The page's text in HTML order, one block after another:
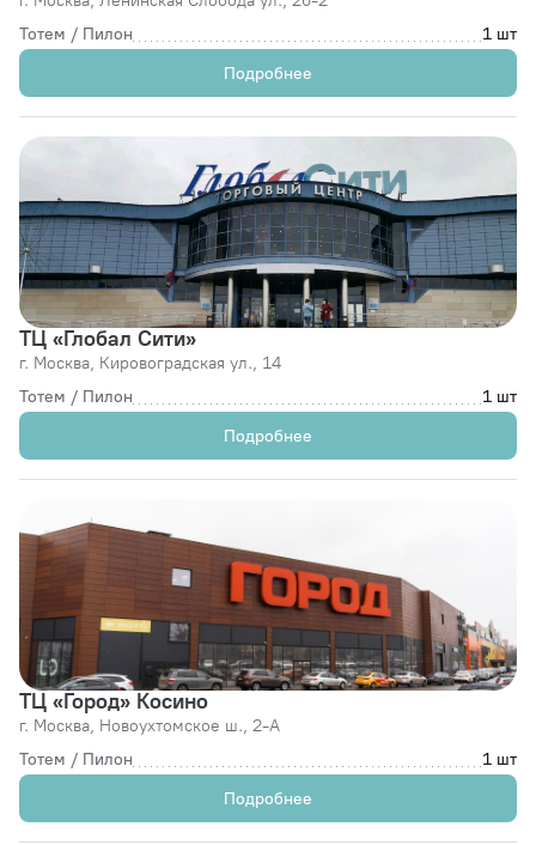
Тотем / Пилон
1 шт
Подробнее
ТЦ «Глобал Сити»
г. Москва, Кировоградская ул., 14
Тотем / Пилон
1 шт
Подробнее
ТЦ «Город» Косино
г. Москва, Новоухтомское ш., 2-А
Тотем / Пилон
1 шт
Подробнее